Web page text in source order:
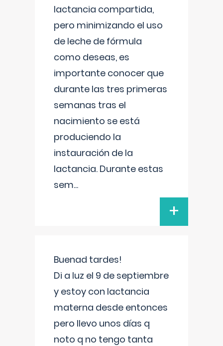
lactancia compartida,
pero minimizando el uso
de leche de fórmula
como deseas, es
importante conocer que
durante las tres primeras
semanas tras el
nacimiento se está
produciendo la
instauración de la
lactancia. Durante estas
sem...
+
Buenad tardes!
Di a luz el 9 de septiembre
y estoy con lactancia
materna desde entonces
pero llevo unos días q
noto q no tengo tanta